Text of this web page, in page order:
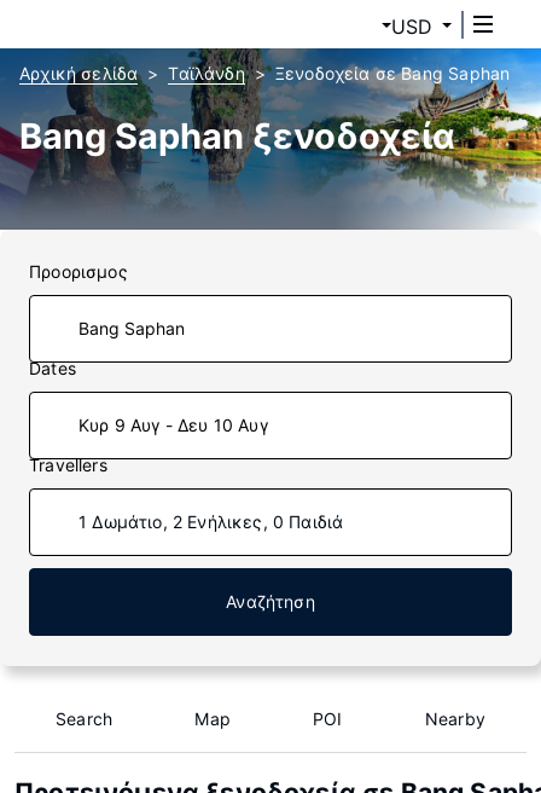
USD
Αρχική σελίδα Ταϊλάνδη Ξενοδοχεία σε Bang Saphan
Bang Saphan ξενοδοχεία
Προορισμος
Dates
Κυρ 9 Αυγ - Δευ 10 Αυγ
Travellers
1 Δωμάτιο, 2 Ενήλικες, 0 Παιδιά
Αναζήτηση
Search Map POI Nearby